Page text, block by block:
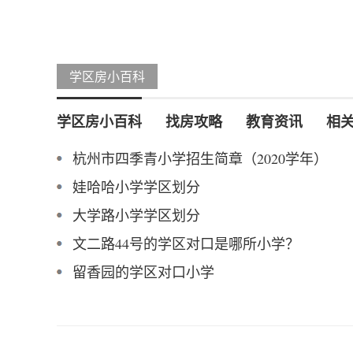
学区房小百科
学区房小百科 找房攻略 教育资讯 相
杭州市四季青小学招生简章（2020学年）
娃哈哈小学学区划分
大学路小学学区划分
文二路44号的学区对口是哪所小学？
留香园的学区对口小学